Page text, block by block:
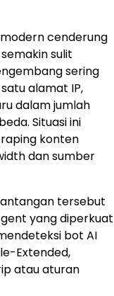
cenderung
sulit
sering
alamat IP,
dalam jumlah
Situasi ini
konten
dan sumber
tersebut
yang diperkuat
bot AI
Extended,
atau aturan